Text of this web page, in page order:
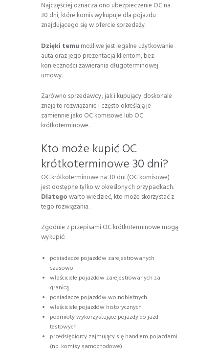
Najczęściej oznacza ono ubezpieczenie OC na
30 dni, które komis wykupuje dla pojazdu
znajdującego się w ofercie sprzedaży.
Dzięki temu możliwe jest legalne użytkowanie
auta oraz jego prezentacja klientom, bez
konieczności zawierania długoterminowej
umowy.
Zarówno sprzedawcy, jak i kupujący doskonale
znają to rozwiązanie i często określają je
zamiennie jako OC komisowe lub OC
krótkoterminowe.
Kto może kupić OC
krótkoterminowe 30 dni?
OC krótkoterminowe na 30 dni (OC komisowe)
jest dostępne tylko w określonych przypadkach.
Dlategowarto wiedzieć, kto może skorzystać z
tego rozwiązania.
Zgodnie z przepisami OC krótkoterminowe mogą
wykupić:
posiadacze pojazdów zarejestrowanych
czasowo
właściciele pojazdów zarejestrowanych za
granicą
posiadacze pojazdów wolnobieżnych
właściciele pojazdów historycznych
podmioty wykorzystujące pojazdy do jazd
testowych
przedsiębiorcy zajmujący się handlem pojazdami
(np. komisy samochodowe)